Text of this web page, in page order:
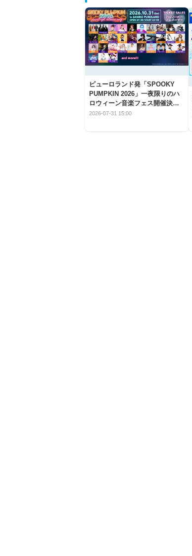
ピューロランド発「SPOOKY
PUMPKIN 2026」一夜限りのハ
ロウィーン音楽フェス開催決
定！
2026-07-31 15:00